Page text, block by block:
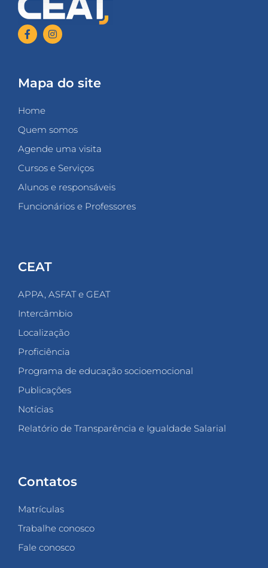
Mapa do site
Home
Quem somos
Agende uma visita
Cursos e Serviços
Alunos e responsáveis
Funcionários e Professores
CEAT
APPA, ASFAT e GEAT
Intercâmbio
Localização
Proficiência
Programa de educação socioemocional
Publicações
Notícias
Relatório de Transparência e Igualdade Salarial
Contatos
Matrículas
Trabalhe conosco
Fale conosco